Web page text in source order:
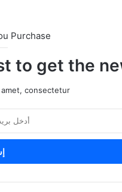
Purchase
to get the
consectetur.